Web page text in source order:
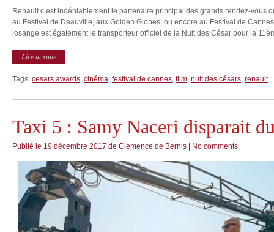
Renault c’est indéniablement le partenaire principal des grands rendez-vous
au Festival de Deauville, aux Golden Globes, ou encore au Festival de
losange est également le transporteur officiel de la Nuit des César pour la
Lire la suite
Tags: cesars awards, cinéma, festival de cannes, film, nuit des césars, renault
Taxi 5 : Samy Naceri disparait
Publié le 19 décembre 2017 de Clémence de Bernis No comments